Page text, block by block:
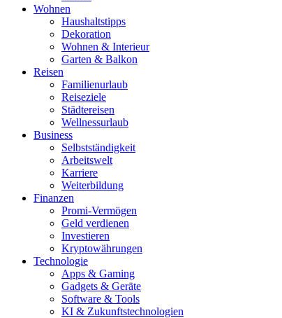
Wohnen
Haushaltstipps
Dekoration
Wohnen & Interieur
Garten & Balkon
Reisen
Familienurlaub
Reiseziele
Städtereisen
Wellnessurlaub
Business
Selbstständigkeit
Arbeitswelt
Karriere
Weiterbildung
Finanzen
Promi-Vermögen
Geld verdienen
Investieren
Kryptowährungen
Technologie
Apps & Gaming
Gadgets & Geräte
Software & Tools
KI & Zukunftstechnologien